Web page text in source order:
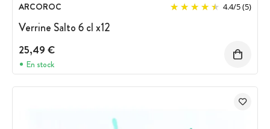
ARCOROC 4.4/5(5)
Verrine Salto 6 cl x12
25,49 €
En stock